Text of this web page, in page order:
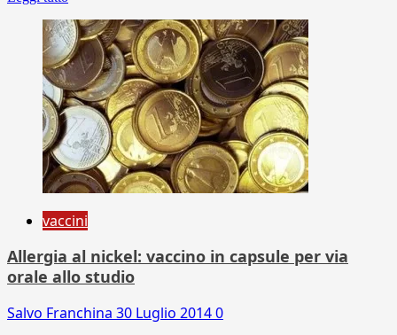
vaccini
Allergia al nickel: vaccino in capsule per via
orale allo studio
Salvo Franchina 30 Luglio 20140